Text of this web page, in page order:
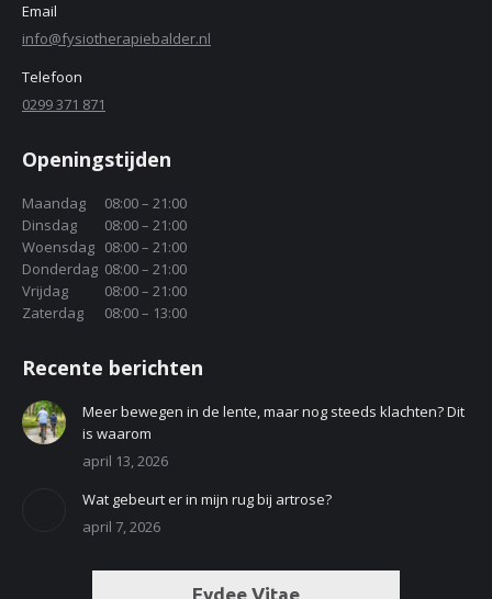
Email
info@fysiotherapiebalder.nl
Telefoon
0299 371 871
Openingstijden
Maandag
08:00 – 21:00
Dinsdag
08:00 – 21:00
Woensdag 08:00 – 21:00
Donderdag 08:00 – 21:00
Vrijdag
08:00 – 21:00
Zaterdag
08:00 – 13:00
Recente berichten
Meer bewegen in de lente, maar nog steeds klachten? Dit
is waarom
april 13, 2026
Wat gebeurt er in mijn rug bij artrose?
april 7, 2026